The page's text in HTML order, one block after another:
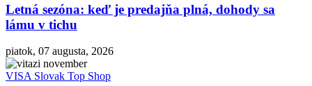
Letná sezóna: keď je predajňa plná, dohody sa
lámu v tichu
piatok, 07 augusta, 2026
VISA Slovak Top Shop